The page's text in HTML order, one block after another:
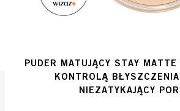
PUDER MATUJĄCY STAY
KONTROLĄ
NIEZATYKAJĄCY